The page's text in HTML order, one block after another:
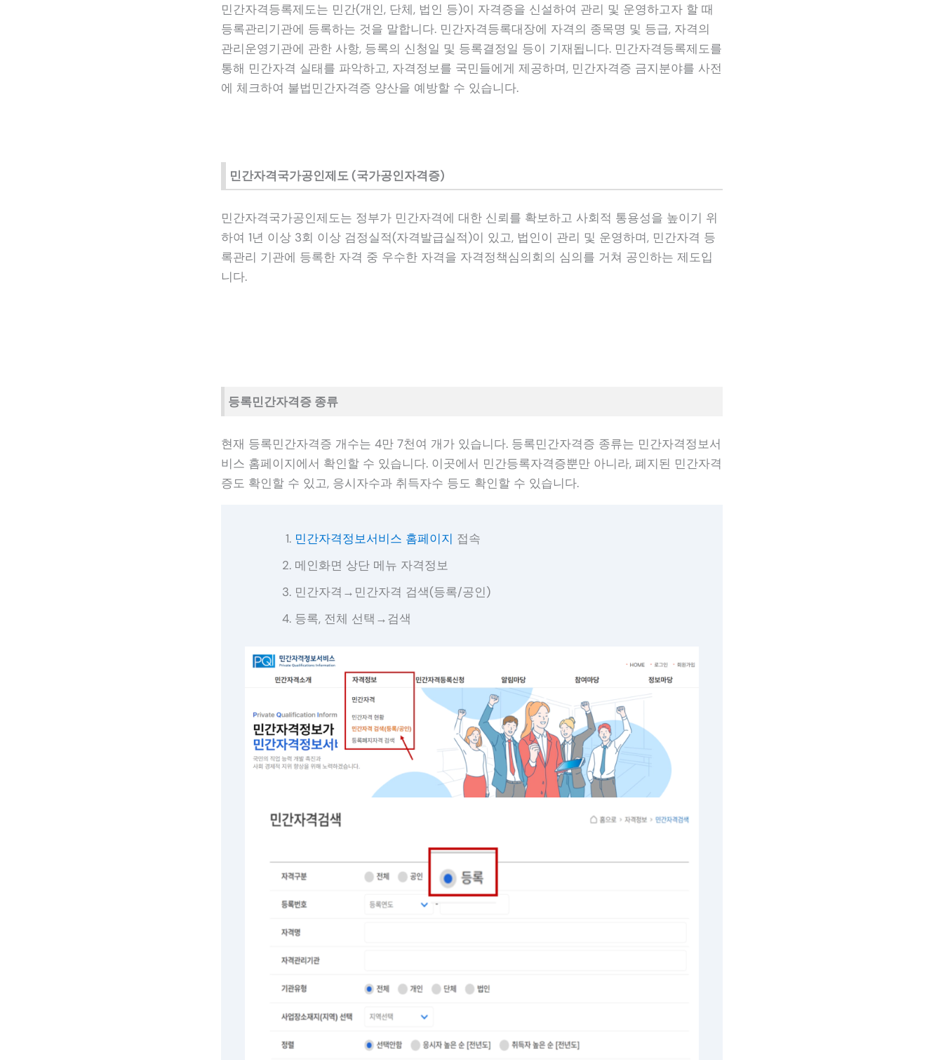
민간자격등록제도는 민간(개인, 단체, 법인 등)이 자격증을 신설하여 관리 및 운영하고자 할 때
등록관리기관에 등록하는 것을 말합니다. 민간자격등록대장에 자격의 종목명 및 등급, 자격의
관리운영기관에 관한 사항, 등록의 신청일 및 등록결정일 등이 기재됩니다. 민간자격등록제도를
통해 민간자격 실태를 파악하고, 자격정보를 국민들에게 제공하며, 민간자격증 금지분야를 사전
에 체크하여 불법민간자격증 양산을 예방할 수 있습니다.
민간자격국가공인제도 (국가공인자격증)
민간자격국가공인제도는 정부가 민간자격에 대한 신뢰를 확보하고 사회적 통용성을 높이기 위
하여 1년 이상 3회 이상 검정실적(자격발급실적)이 있고, 법인이 관리 및 운영하며, 민간자격 등
록관리 기관에 등록한 자격 중 우수한 자격을 자격정책심의회의 심의를 거쳐 공인하는 제도입
니다.
등록민간자격증 종류
현재 등록민간자격증 개수는 4만 7천여 개가 있습니다. 등록민간자격증 종류는 민간자격정보서
비스 홈페이지에서 확인할 수 있습니다. 이곳에서 민간등록자격증뿐만 아니라, 폐지된 민간자격
증도 확인할 수 있고, 응시자수과 취득자수 등도 확인할 수 있습니다.
민간자격정보서비스 홈페이지 접속
메인화면 상단 메뉴 자격정보
민간자격→민간자격 검색(등록/공인)
등록, 전체 선택→검색